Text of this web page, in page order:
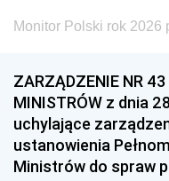
Monitor Polski rok 2026
ZARZĄDZENIE NR 43
MINISTRÓW z dnia
uchylające
ustanowienia
Ministrów do spraw